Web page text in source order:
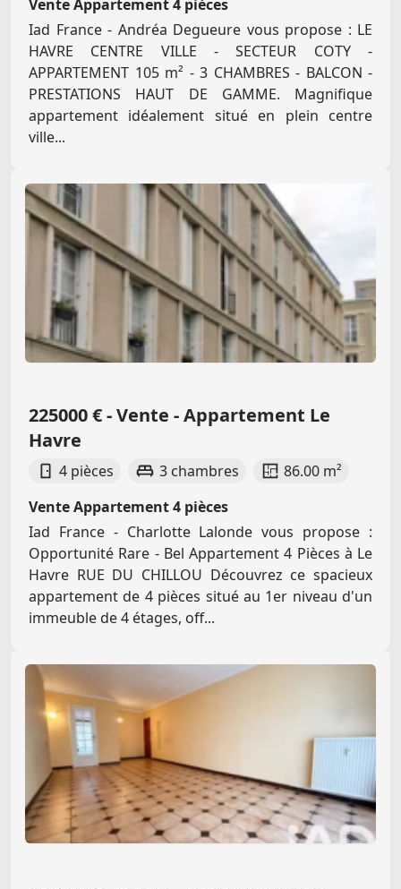
Vente Appartement 4 pièces
Iad France - Andréa Degueure vous propose : LE
HAVRE CENTRE VILLE - SECTEUR COTY -
APPARTEMENT 105 m² - 3 CHAMBRES - BALCON -
PRESTATIONS HAUT DE GAMME. Magnifique
appartement idéalement situé en plein centre
ville...
225000 € - Vente - Appartement Le
Havre
4 pièces 3 chambres
86.00 m²
Vente Appartement 4 pièces
Iad France - Charlotte Lalonde vous propose :
Opportunité Rare - Bel Appartement 4 Pièces à Le
Havre RUE DU CHILLOU Découvrez ce spacieux
appartement de 4 pièces situé au 1er niveau d'un
immeuble de 4 étages, off...